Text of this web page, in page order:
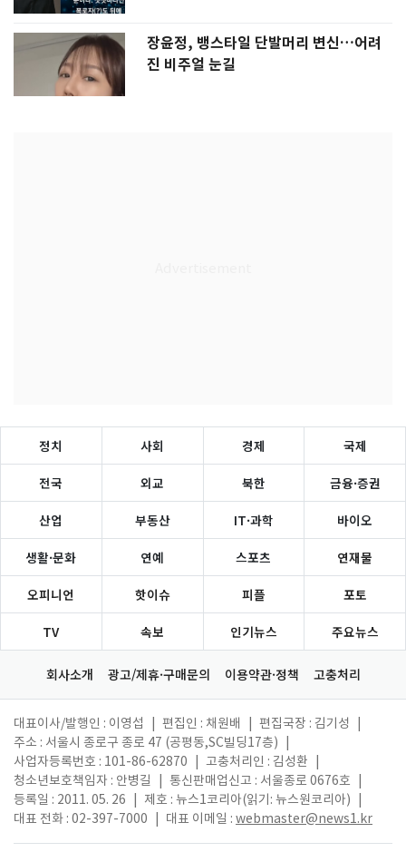
장윤정, 뱅스타일 단발머리 변신…어려
진 비주얼 눈길
정치 사회 경제 국제
전국 외교 북한 금융·증권
산업 부동산 IT·과학 바이오
생활·문화 연예 스포츠 연재물
오피니언 핫이슈 피플 포토
TV 속보 인기뉴스 주요뉴스
회사소개 광고/제휴·구매문의 이용약관·정책 고충처리
대표이사/발행인 : 이영섭 편집인 : 채원배 편집국장 : 김기성
주소 : 서울시 종로구 종로 47 (공평동,SC빌딩17층)
사업자등록번호 : 101-86-62870
고충처리인 : 김성환
청소년보호책임자 : 안병길
통신판매업신고 : 서울종로 0676호
등록일 : 2011. 05. 26
제호 : 뉴스1코리아(읽기: 뉴스원코리아)
대표 전화 : 02-397-7000
대표 이메일 : webmaster@news1.kr